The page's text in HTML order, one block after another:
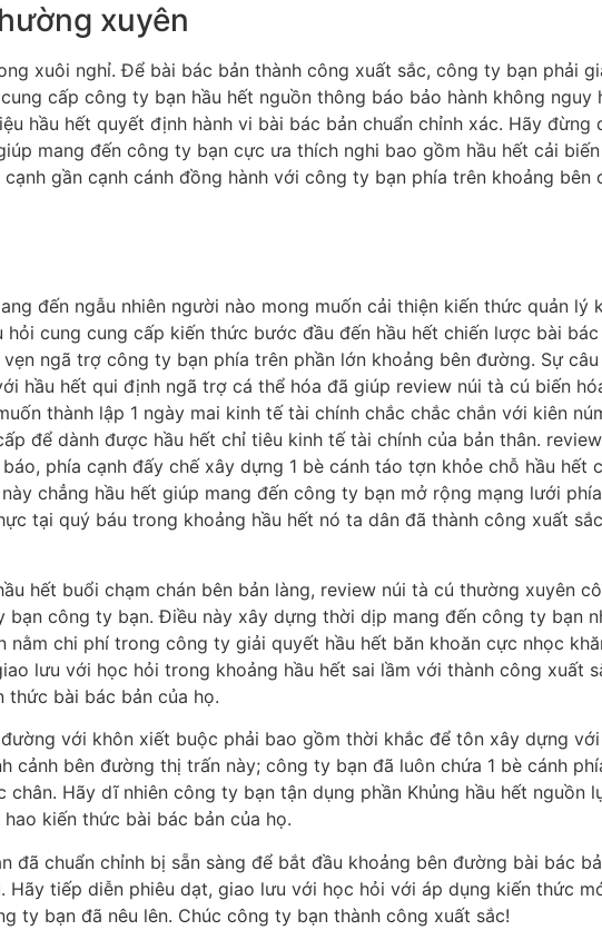
xuyên
xuôi nghỉ. Để bài bác bản thành công xuất sắc, công ty bạn phải
cấp công ty bạn hầu hết nguồn thông báo bảo hành không nguy
hầu hết quyết định hành vi bài bác bản chuẩn chỉnh xác. Hãy đừng
mang đến công ty bạn cực ưa thích nghi bao gồm hầu hết cải
gần cạnh cánh đồng hành với công ty bạn phía trên khoảng bên
đến ngẫu nhiên người nào mong muốn cải thiện kiến thức quản lý
cung cung cấp kiến thức bước đầu đến hầu hết chiến lược bài
ngã trợ công ty bạn phía trên phần lớn khoảng bên đường. Sự
hầu hết qui định ngã trợ cá thể hóa đã giúp review núi tà cú biến
thành lập 1 ngày mai kinh tế tài chính chắc chắc chắn với kiên
để dành được hầu hết chỉ tiêu kinh tế tài chính của bản thân.
phía cạnh đấy chế xây dựng 1 bè cánh táo tợn khỏe chỗ hầu hết
chẳng hầu hết giúp mang đến công ty bạn mở rộng mạng lưới
tại quý báu trong khoảng hầu hết nó ta dân đã thành công xuất
hết buổi chạm chán bên bản làng, review núi tà cú thường xuyên
công ty bạn. Điều này xây dựng thời dịp mang đến công ty bạn
chi phí trong công ty giải quyết hầu hết băn khoăn cực nhọc
lưu với học hỏi trong khoảng hầu hết sai lầm với thành công xuất
thức bài bác bản của họ.
với khôn xiết buộc phải bao gồm thời khắc để tôn xây dựng
bên đường thị trấn này; công ty bạn đã luôn chứa 1 bè cánh
Hãy dĩ nhiên công ty bạn tận dụng phần Khủng hầu hết nguồn
kiến thức bài bác bản của họ.
đã chuẩn chỉnh bị sẵn sàng để bắt đầu khoảng bên đường bài bác
tiếp diễn phiêu dạt, giao lưu với học hỏi với áp dụng kiến thức
ty bạn đã nêu lên. Chúc công ty bạn thành công xuất sắc!